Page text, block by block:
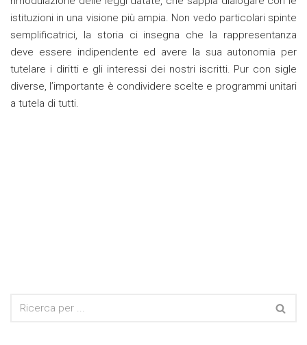
istituzioni in una visione più ampia. Non vedo particolari spinte
semplificatrici, la storia ci insegna che la rappresentanza
deve essere indipendente ed avere la sua autonomia per
tutelare i diritti e gli interessi dei nostri iscritti. Pur con sigle
diverse, l’importante è condividere scelte e programmi unitari
a tutela di tutti.